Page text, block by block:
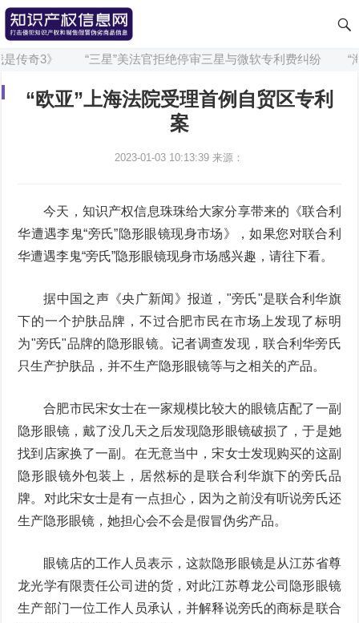
传奇3》 “三星”美法官拒绝停审三星与微软专利费纠纷 “
“欧亚”上海法院受理首例自贸区专利
案
2023-01-03 10:13:39 来源：
今天，知识产权信息珠珠给大家分享带来的《联合利
华遭遇李鬼“旁氏”隐形眼镜现身市场》，如果您对联合利
华遭遇李鬼“旁氏”隐形眼镜现身市场感兴趣，请往下看。
据中国之声《央广新闻》报道，"旁氏"是联合利华旗
下的一个护肤品牌，不过合肥市民在市场上发现了标明
为"旁氏"品牌的隐形眼镜。记者调查发现，联合利华旁氏
只生产护肤品，并不生产隐形眼镜等与之相关的产品。
合肥市民宋女士在一家规模比较大的眼镜店配了一副
隐形眼镜，戴了没几天之后发现隐形眼镜破损了，于是她
找到店家换了一副。在无意当中，宋女士发现购买的这副
隐形眼镜外包装上，居然标的是联合利华旗下的旁氏品
牌。对此宋女士是有一点担心，因为之前没有听说旁氏还
生产隐形眼镜，她担心会不会是假冒伪劣产品。
眼镜店的工作人员表示，这款隐形眼镜是从江苏省尊
龙光学有限责任公司进的货，对此江苏尊龙公司隐形眼镜
生产部门一位工作人员承认，并解释说旁氏的商标是联合